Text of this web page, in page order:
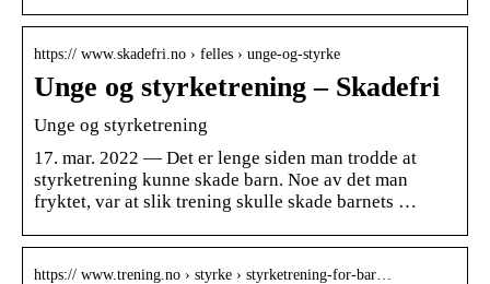
https:// www.skadefri.no › felles › unge-og-styrke
Unge og styrketrening – Skadefri
Unge og styrketrening
17. mar. 2022 — Det er lenge siden man trodde at
styrketrening kunne skade barn. Noe av det man
fryktet, var at slik trening skulle skade barnets …
https:// www.trening.no › styrke › styrketrening-for-bar…